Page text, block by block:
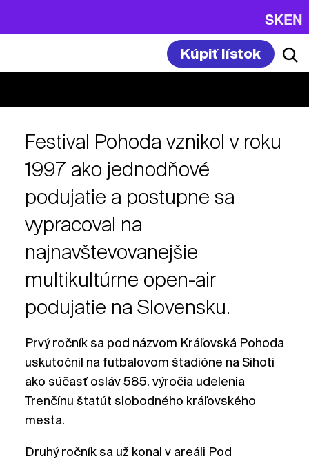
SKEN
Kúpiť lístok
Festival Pohoda vznikol v roku
1997 ako jednodňové
podujatie a postupne sa
vypracoval na
najnavštevovanejšie
multikultúrne open-air
podujatie na Slovensku.
Prvý ročník sa pod názvom Kráľovská Pohoda
uskutočnil na futbalovom štadióne na Sihoti
ako súčasť osláv 585. výročia udelenia
Trenčínu štatút slobodného kráľovského
mesta.
Druhý ročník sa už konal v areáli Pod